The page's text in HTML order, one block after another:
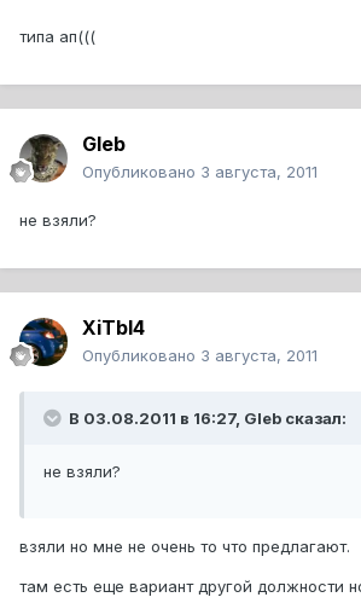
типа ап(((
Gleb
Опубликовано 3 августа, 2011
не взяли?
XiTbI4
Опубликовано 3 августа, 2011
В 03.08.2011 в 16:27, Gleb сказал:
не взяли?
взяли но мне не очень то что предлагают.
там есть еще вариант другой должности